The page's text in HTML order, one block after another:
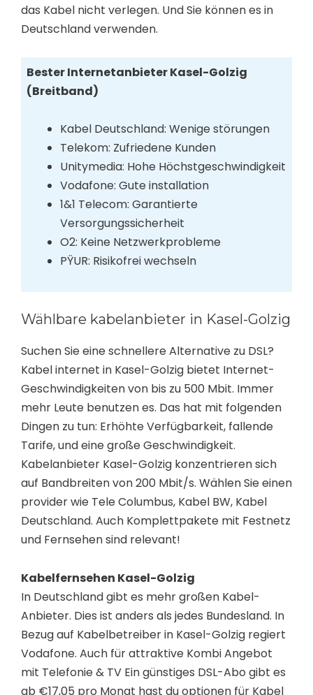
das Kabel nicht verlegen. Und Sie können es in
Deutschland verwenden.
Bester Internetanbieter Kasel-Golzig
(Breitband)
Kabel Deutschland: Wenige störungen
Telekom: Zufriedene Kunden
Unitymedia: Hohe Höchstgeschwindigkeit
Vodafone: Gute installation
1&1 Telecom: Garantierte
Versorgungssicherheit
O2: Keine Netzwerkprobleme
PŸUR: Risikofrei wechseln
Wählbare kabelanbieter in Kasel-Golzig
Suchen Sie eine schnellere Alternative zu DSL?
Kabel internet in Kasel-Golzig bietet Internet-
Geschwindigkeiten von bis zu 500 Mbit. Immer
mehr Leute benutzen es. Das hat mit folgenden
Dingen zu tun: Erhöhte Verfügbarkeit, fallende
Tarife, und eine große Geschwindigkeit.
Kabelanbieter Kasel-Golzig konzentrieren sich
auf Bandbreiten von 200 Mbit/s. Wählen Sie einen
provider wie Tele Columbus, Kabel BW, Kabel
Deutschland. Auch Komplettpakete mit Festnetz
und Fernsehen sind relevant!
Kabelfernsehen Kasel-Golzig
In Deutschland gibt es mehr großen Kabel-
Anbieter. Dies ist anders als jedes Bundesland. In
Bezug auf Kabelbetreiber in Kasel-Golzig regiert
Vodafone. Auch für attraktive Kombi Angebot
mit Telefonie & TV Ein günstiges DSL-Abo gibt es
ab €17,05 pro Monat hast du optionen für Kabel